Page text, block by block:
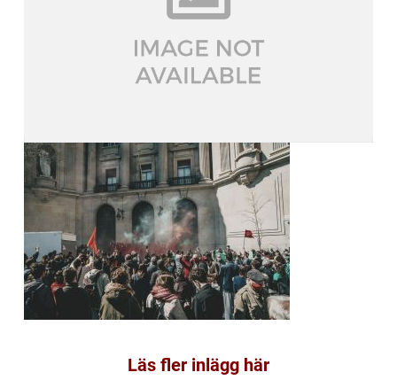
Läs fler inlägg här